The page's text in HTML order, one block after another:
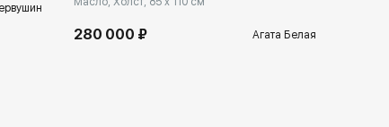
280 000 ₽ Агата Белая